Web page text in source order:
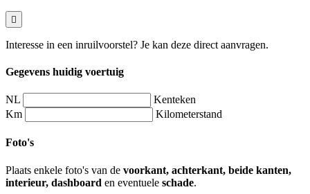
Interesse in een inruilvoorstel? Je kan deze direct aanvragen.
Gegevens huidig voertuig
NL
Kenteken
Km
Kilometerstand
Foto's
Plaats enkele foto's van de voorkant, achterkant, beide kanten,
interieur, dashboard en eventuele schade.